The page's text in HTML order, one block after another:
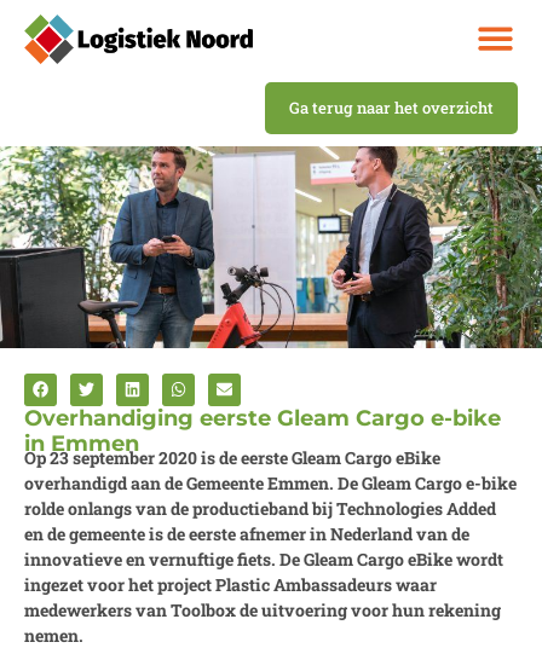
Ga terug naar het overzicht
Overhandiging eerste Gleam Cargo e-bike
in Emmen
Op 23 september 2020 is de eerste Gleam Cargo eBike
overhandigd aan de Gemeente Emmen. De Gleam Cargo e-bike
rolde onlangs van de productieband bij Technologies Added
en de gemeente is de eerste afnemer in Nederland van de
innovatieve en vernuftige fiets. De Gleam Cargo eBike wordt
ingezet voor het project Plastic Ambassadeurs waar
medewerkers van Toolbox de uitvoering voor hun rekening
nemen.